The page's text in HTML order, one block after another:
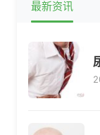
最新资讯